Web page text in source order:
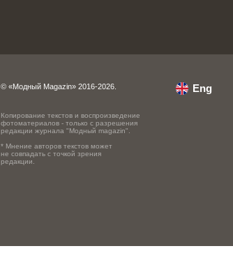
© «Модный Magazin» 2016-2026.
Копирование текстов и воспроизведение
фотоматериалов - только с разрешения
редакции журнала "Модный magazin".
* Мнение авторов текстов может
не совпадать с точкой зрения
редакции.
Eng